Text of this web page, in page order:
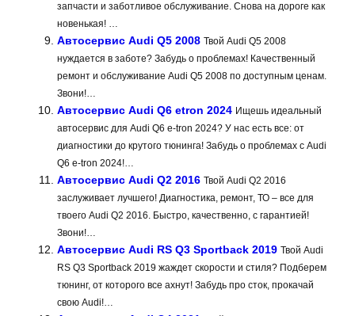
запчасти и заботливое обслуживание. Снова на дороге как
новенькая! …
Автосервис Audi Q5 2008 Твой Audi Q5 2008
нуждается в заботе? Забудь о проблемах! Качественный
ремонт и обслуживание Audi Q5 2008 по доступным ценам.
Звони!…
Автосервис Audi Q6 etron 2024 Ищешь идеальный
автосервис для Audi Q6 e-tron 2024? У нас есть все: от
диагностики до крутого тюнинга! Забудь о проблемах с Audi
Q6 e-tron 2024!…
Автосервис Audi Q2 2016 Твой Audi Q2 2016
заслуживает лучшего! Диагностика, ремонт, ТО – все для
твоего Audi Q2 2016. Быстро, качественно, с гарантией!
Звони!…
Автосервис Audi RS Q3 Sportback 2019 Твой Audi
RS Q3 Sportback 2019 жаждет скорости и стиля? Подберем
тюнинг, от которого все ахнут! Забудь про сток, прокачай
свою Audi!…